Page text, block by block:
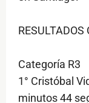
RESULTADOS
Categoría R3
1° Cristóbal
minutos 44